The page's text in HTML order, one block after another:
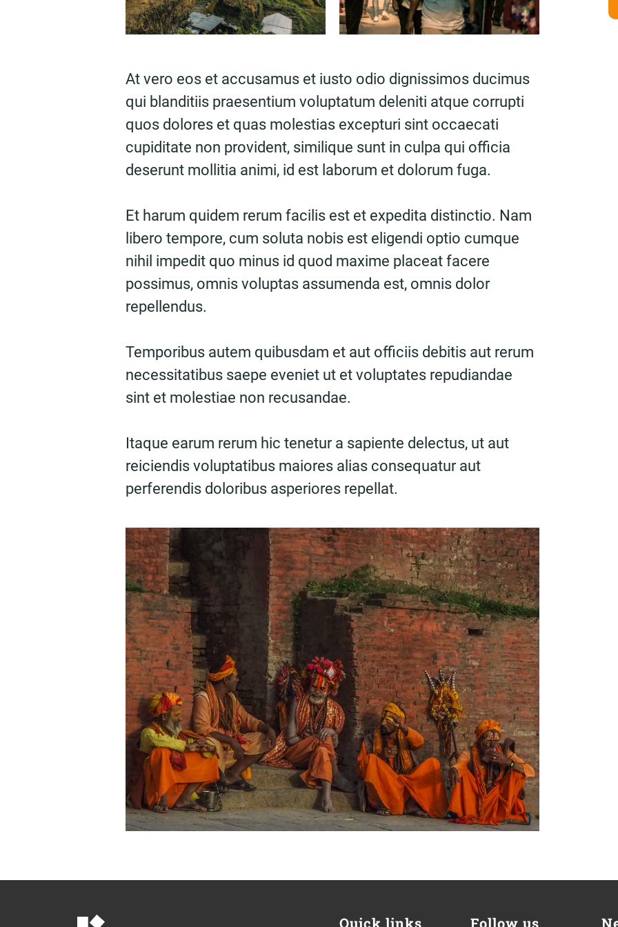
At vero eos et accusamus et iusto odio dignissimos ducimus
qui blanditiis praesentium voluptatum deleniti atque corrupti
quos dolores et quas molestias excepturi sint occaecati
cupiditate non provident, similique sunt in culpa qui officia
deserunt mollitia animi, id est laborum et dolorum fuga.
Et harum quidem rerum facilis est et expedita distinctio. Nam
libero tempore, cum soluta nobis est eligendi optio cumque
nihil impedit quo minus id quod maxime placeat facere
possimus, omnis voluptas assumenda est, omnis dolor
repellendus.
Temporibus autem quibusdam et aut officiis debitis aut rerum
necessitatibus saepe eveniet ut et voluptates repudiandae
sint et molestiae non recusandae.
Itaque earum rerum hic tenetur a sapiente delectus, ut aut
reiciendis voluptatibus maiores alias consequatur aut
perferendis doloribus asperiores repellat.
Quick links Follow us